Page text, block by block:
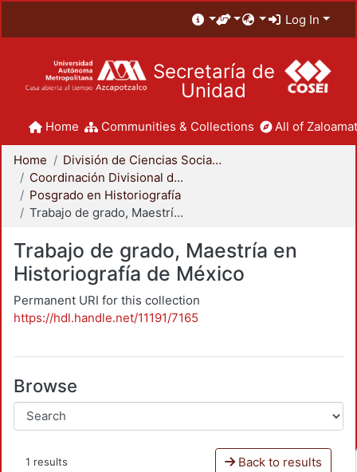
Log In
Secretaría de
Unidad
Home Communities & Collections All of
Home
División de Ciencias Sociales y Humanidades
Coordinación Divisional de Posgrado
Posgrado en Historiografía
Trabajo de grado, Maestría en Historiografía de México
Trabajo de grado, Maestría en
Historiografía de México
Permanent URI for this collection
https://hdl.handle.net/11191/7165
Browse
1 results Back to results